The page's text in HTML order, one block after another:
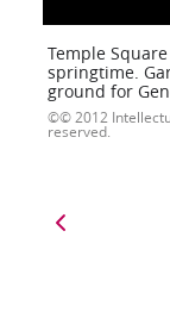
Temple
springtime.
ground for
© 2012
reserved.